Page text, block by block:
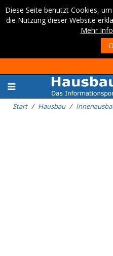
Diese Seite benutzt Cookies,
die Nutzung dieser Website
Mehr
Start Hausbau